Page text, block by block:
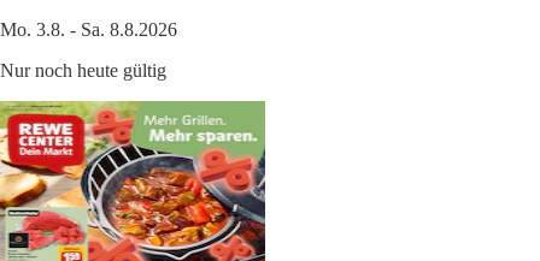
Mo. 3.8. - Sa. 8.8.2026
Nur noch heute gültig